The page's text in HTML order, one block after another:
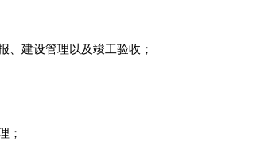
、建设管理以及竣工验收；
；